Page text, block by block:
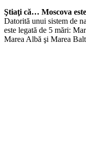
Ştiaţi că… Moscova
Datorită unui sistem de
este legată de 5 mări:
Marea Albă şi Marea